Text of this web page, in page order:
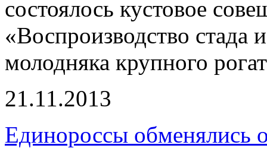
состоялось кустовое
«Воспроизводство стада
молодняка крупного
21.11.2013
Единороссы обменялись